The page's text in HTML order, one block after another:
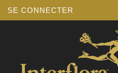
SE CONNECTER